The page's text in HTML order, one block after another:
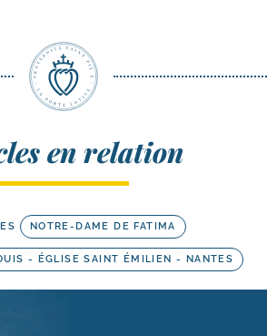
en relation
NOTRE-DAME DE FATIMA
- ÉGLISE SAINT ÉMILIEN - NANTES